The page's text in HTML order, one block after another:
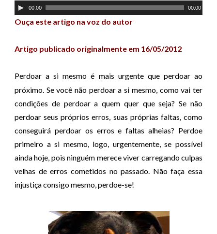
T
o
a
o
r
d
e
á
u
d
i
o
00:00 00:00
Ouça este artigo na voz do autor
Artigo publicado originalmente em 16/05/2012
Perdoar a si mesmo é mais urgente que perdoar ao
próximo. Se você não perdoar a si mesmo, como vai ter
condições de perdoar a quem quer que seja? Se não
perdoar seus próprios erros, suas próprias faltas, como
conseguirá perdoar os erros e faltas alheias? Perdoe
primeiro a si mesmo, logo, urgentemente, se possível
ainda hoje, pois ninguém merece viver carregando culpas
velhas de erros cometidos no passado. Não faça essa
injustiça consigo mesmo, perdoe-se!